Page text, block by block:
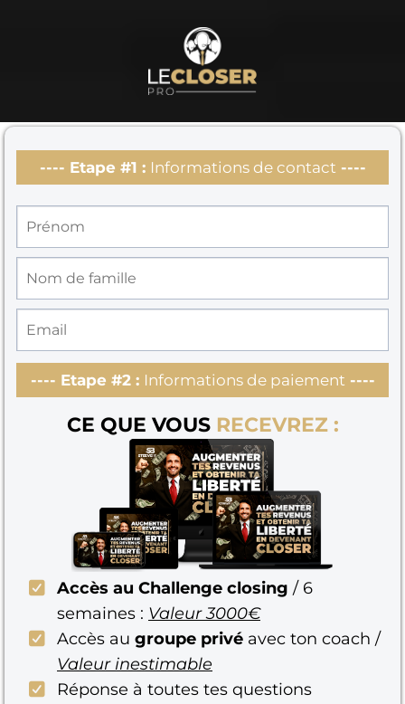
---- Etape #1 : Informations de contact ----
---- Etape #2 : Informations de paiement ----
CE QUE VOUS RECEVREZ :
Accès au Challenge closing / 6
semaines : Valeur 3000€
Accès au groupe privé avec ton coach /
Valeur inestimable
Réponse à toutes tes questions